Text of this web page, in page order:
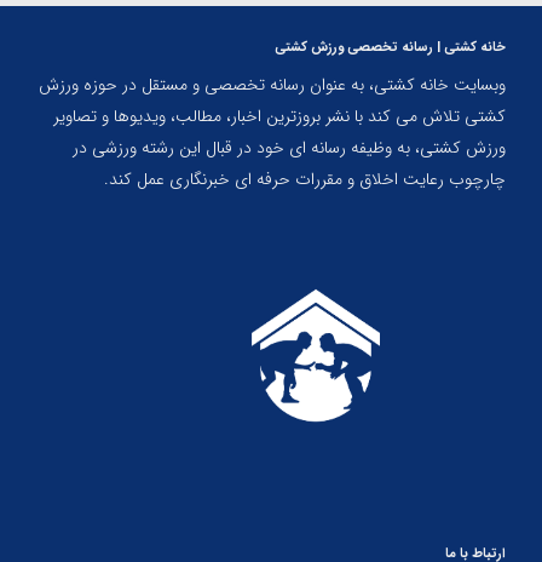
خانه کشتی | رسانه تخصصی ورزش کشتی
وبسایت خانه کشتی، به عنوان رسانه تخصصی و مستقل در حوزه ورزش
کشتی تلاش می کند با نشر بروزترین اخبار، مطالب، ویدیوها و تصاویر
ورزش کشتی، به وظیفه رسانه ای خود در قبال این رشته ورزشی در
چارچوب رعایت اخلاق و مقررات حرفه ای خبرنگاری عمل کند.
ارتباط با ما